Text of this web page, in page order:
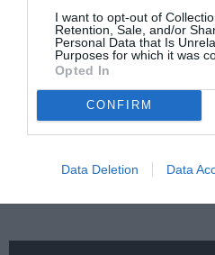
I want to opt-out of
Retention, Sale, and/or
Personal Data that Is
Purposes for which it was
Opted In
CONFIRM
Data Deletion Data
Εισπράξεις πάνω
από 1 δισ. δολάρια
για το “Spider-Man: